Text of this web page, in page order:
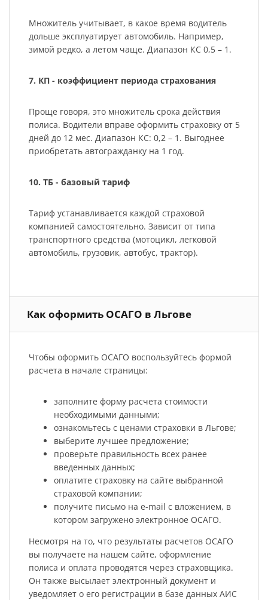
Множитель учитывает, в какое время водитель
дольше эксплуатирует автомобиль. Например,
зимой редко, а летом чаще. Диапазон КС 0,5 – 1.
7. КП - коэффициент периода страхования
Проще говоря, это множитель срока действия
полиса. Водители вправе оформить страховку от 5
дней до 12 мес. Диапазон КС: 0,2 – 1. Выгоднее
приобретать автогражданку на 1 год.
10. ТБ - базовый тариф
Тариф устанавливается каждой страховой
компанией самостоятельно. Зависит от типа
транспортного средства (мотоцикл, легковой
автомобиль, грузовик, автобус, трактор).
Как оформить ОСАГО в Льгове
Чтобы оформить ОСАГО воспользуйтесь формой
расчета в начале страницы:
заполните форму расчета стоимости
необходимыми данными;
ознакомьтесь с ценами страховки в Льгове;
выберите лучшее предложение;
проверьте правильность всех ранее
введенных данных;
оплатите страховку на сайте выбранной
страховой компании;
получите письмо на e-mail с вложением, в
котором загружено электронное ОСАГО.
Несмотря на то, что результаты расчетов ОСАГО
вы получаете на нашем сайте, оформление
полиса и оплата проводятся через страховщика.
Он также высылает электронный документ и
уведомляет о его регистрации в базе данных АИС